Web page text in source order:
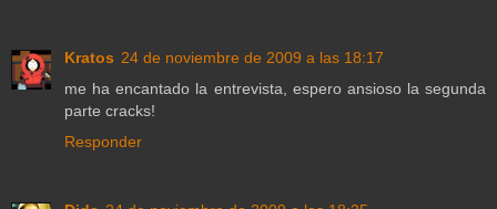
Kratos 24 de noviembre de 2009 a las 18:17
me ha encantado la entrevista, espero ansioso la segunda
parte cracks!
Responder